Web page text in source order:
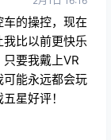
比以前更快乐
要我戴上VR
能永远都会玩
五星好评！